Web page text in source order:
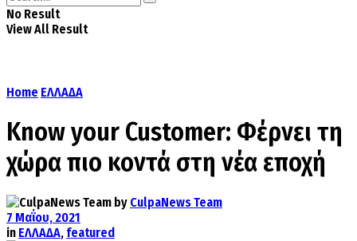
No Result
View All Result
Home ΕΛΛΑΔΑ
Know your Customer: Φέρνει τη
χώρα πιο κοντά στη νέα εποχή
by CulpaNews Team
7 Μαΐου, 2021
in ΕΛΛΑΔΑ, featured